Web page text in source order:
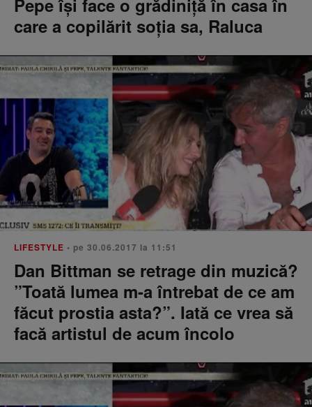
Pepe își face o grădiniță în casa în
care a copilărit soția sa, Raluca
LIFESTYLE • pe 30.06.2017 la 11:51
Dan Bittman se retrage din muzică?
”Toată lumea m-a întrebat de ce am
făcut prostia asta?”. Iată ce vrea să
facă artistul de acum încolo